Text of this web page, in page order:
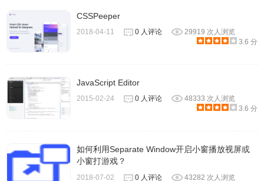
CSSPeeper
2018-04-11 0 人评论
29919 次人浏览
3.6 分
JavaScript Editor
2015-02-24 0 人评论
48333 次人浏览
3.6 分
如何利用Separate Window开启小窗播放视屏或
小窗打游戏？
2018-07-02 0 人评论
43282 次人浏览